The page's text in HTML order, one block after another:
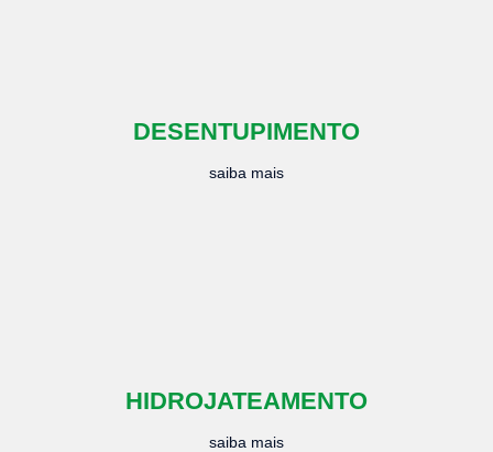
DESENTUPIMENTO
saiba mais
HIDROJATEAMENTO
saiba mais